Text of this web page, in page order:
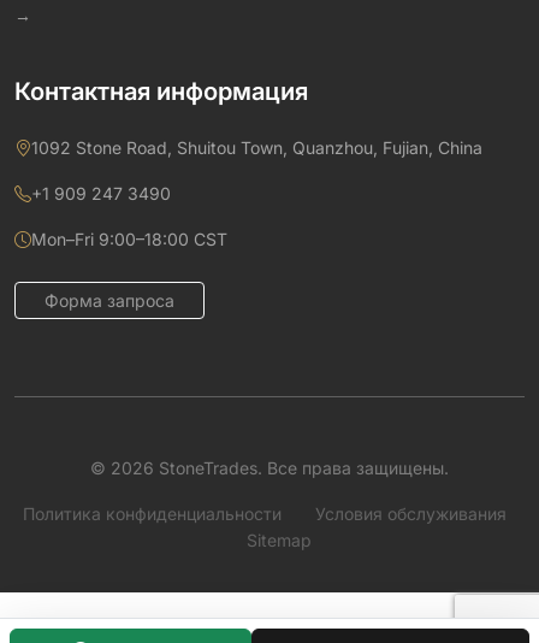
→
Контактная информация
1092 Stone Road, Shuitou Town, Quanzhou, Fujian, China
+1 909 247 3490
Mon–Fri 9:00–18:00 CST
Форма запроса
© 2026 StoneTrades. Все права защищены.
Политика конфиденциальности
Условия обслуживания
Sitemap